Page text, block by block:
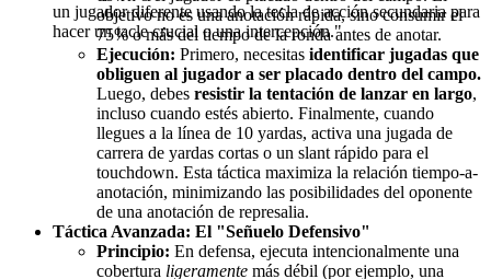
un jugador diferente usando la tecla de acción secundaria para
hacer un tacle crucial o una intercepción."
objetivo no es una anotación rápida, sino consumir el
75% o más del tiempo de la ronda antes de anotar.
Ejecución: Primero, necesitas identificar jugadas que
obliguen al jugador a ser placado dentro del campo.
Luego, debes resistir la tentación de lanzar en largo,
incluso cuando estés abierto. Finalmente, cuando
llegues a la línea de 10 yardas, activa una jugada de
carrera de yardas cortas o un slant rápido para el
touchdown. Esta táctica maximiza la relación tiempo-a-
anotación, minimizando las posibilidades del oponente
de una anotación de represalia.
Táctica Avanzada: El "Señuelo Defensivo"
Principio: En defensa, ejecuta intencionalmente una
cobertura ligeramente más débil (por ejemplo, una